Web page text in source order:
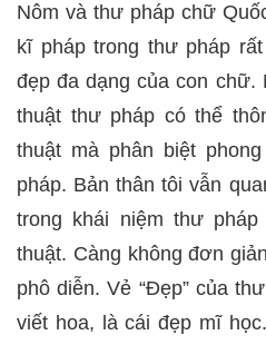
Nôm và thư pháp chữ
kĩ pháp trong thư pháp
đẹp đa dạng của con
thuật thư pháp có thể
thuật mà phân biệt
pháp. Bản thân tôi vẫn
trong khái niệm thư
thuật. Càng không đơn
phô diễn. Vẻ “Đẹp” của
viết hoa, là cái đẹp mĩ